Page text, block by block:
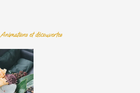
Animations et découvertes